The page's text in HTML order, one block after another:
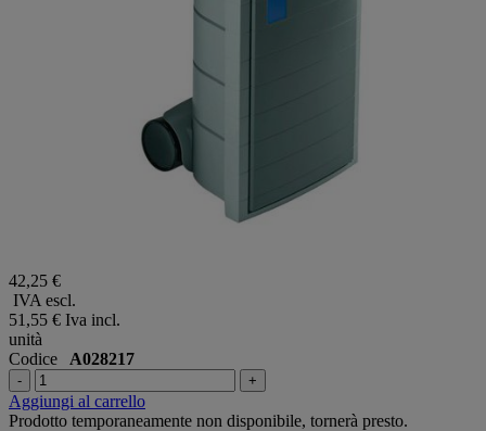
42,25 €
IVA escl.
51,55 € Iva incl.
unità
Codice A028217
- +
Aggiungi al carrello
Prodotto temporaneamente non disponibile, tornerà presto.